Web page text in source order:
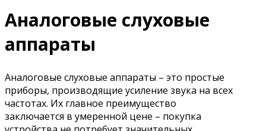
Аналоговые слуховые
аппараты
Аналоговые слуховые аппараты – это простые
приборы, производящие усиление звука на всех
частотах. Их главное преимущество
заключается в умеренной цене – покупка